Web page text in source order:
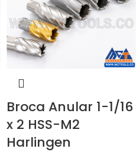
Broca Anular 1-1/16
x 2 HSS-M2
Harlingen